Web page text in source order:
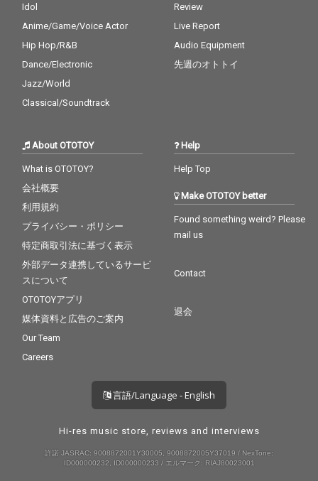
Idol
Anime/Game/Voice Actor
Hip Hop/R&B
Dance/Electronic
Jazz/World
Classical/Soundtrack
Review
Live Report
Audio Equipment
先週のオトトイ
About OTOTOY
What is OTOTOY?
会社概要
利用規約
プライバシー・ポリシー
特定商取引法に基づく表示
外部データ連携しているサービ
スについて
OTOTOYアプリ
媒体資料と広告のご案内
Our Team
Careers
Help
Help Top
Make OTOTOY better
Found something weird? Please
mail us
Contact
退会
言語/Language - English
Hi-res music store, reviews and interviews
許諾 JASRAC: 9008872001Y30005, 9008872005Y37019 / NexTone:
ID000000232, ID000000233 / エルマーク: RIAJ80023001